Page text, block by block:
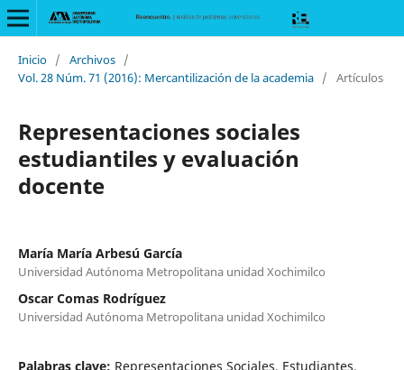
Inicio / Archivos /
Vol. 28 Núm. 71 (2016): Mercantilización de la academia / Artículos
Representaciones sociales
estudiantiles y evaluación
docente
María María Arbesú García
Universidad Autónoma Metropolitana unidad Xochimilco
Oscar Comas Rodríguez
Universidad Autónoma Metropolitana unidad Xochimilco
Palabras clave: Representaciones Sociales, Estudiantes,